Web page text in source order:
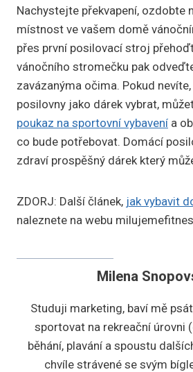
Nachystejte překvapení, ozdobte
místnost ve vašem domě
přes první posilovací stroj
vánočního stromečku pak
zavázanýma očima. Pokud
posilovny jako dárek vybrat,
poukaz na sportovní vybavení a
co bude potřebovat. Domácí
zdraví prospěšný dárek který
ZDORJ: Další článek, jak vybavit
naleznete na webu
Milena
Studuji marketing, baví mě
sportovat na rekreační úrovni
běhání, plavání a spoustu
chvíle strávené se svým